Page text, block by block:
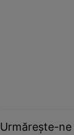
Urmărește-ne